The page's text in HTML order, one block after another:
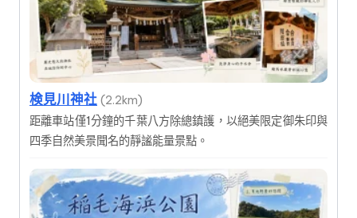
検見川神社 (2.2km)
距離車站僅1分鐘的千葉八方除總鎮護，以絕美限定御朱印與
四季自然美景聞名的靜謐能量景點。